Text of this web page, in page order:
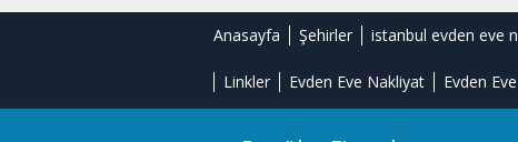
Anasayfa Şehirler istanbul evden eve
Linkler Evden Eve Nakliyat Evden Eve